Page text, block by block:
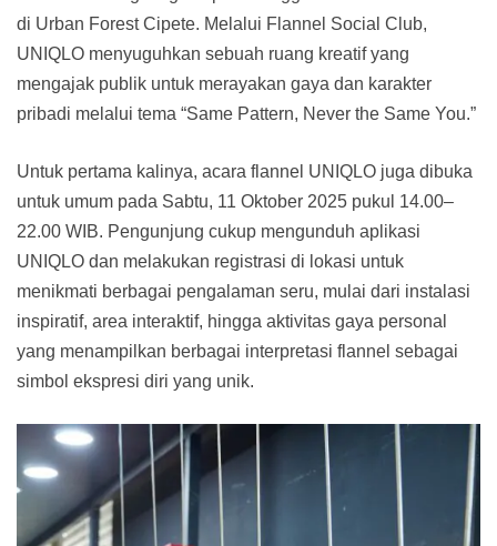
di Urban Forest Cipete. Melalui Flannel Social Club,
UNIQLO menyuguhkan sebuah ruang kreatif yang
mengajak publik untuk merayakan gaya dan karakter
pribadi melalui tema “Same Pattern, Never the Same You.”
Untuk pertama kalinya, acara flannel UNIQLO juga dibuka
untuk umum pada Sabtu, 11 Oktober 2025 pukul 14.00–
22.00 WIB. Pengunjung cukup mengunduh aplikasi
UNIQLO dan melakukan registrasi di lokasi untuk
menikmati berbagai pengalaman seru, mulai dari instalasi
inspiratif, area interaktif, hingga aktivitas gaya personal
yang menampilkan berbagai interpretasi flannel sebagai
simbol ekspresi diri yang unik.